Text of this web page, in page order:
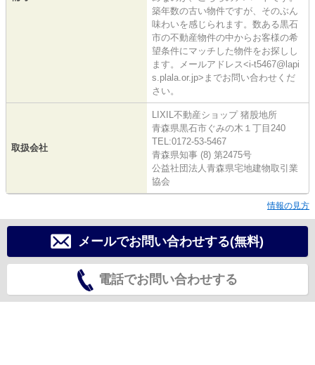
築年数の古い物件ですが、そのぶん
味わいを感じられます。数ある黒石
市の不動産物件の中からお客様の希
望条件にマッチした物件をお探しし
ます。メールアドレス<i-t5467@lapi
s.plala.or.jp>までお問い合わせくだ
さい。
取扱会社
LIXIL不動産ショップ 猪股地所
青森県黒石市ぐみの木１丁目240
TEL:0172-53-5467
青森県知事 (8) 第2475号
公益社団法人青森県宅地建物取引業
協会
情報の見方
メールでお問い合わせする(無料)
電話でお問い合わせする